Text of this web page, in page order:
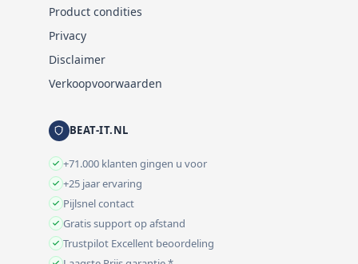
Product condities
Privacy
Disclaimer
Verkoopvoorwaarden
BEAT-IT.NL
+71.000 klanten gingen u voor
+25 jaar ervaring
Pijlsnel contact
Gratis support op afstand
Trustpilot Excellent beoordeling